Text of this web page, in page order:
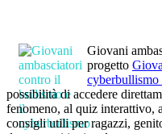
Giovani
progetto
cyberbullismo
possibilità di accedere
fenomeno, al quiz interattivo,
consigli utili per ragazzi,